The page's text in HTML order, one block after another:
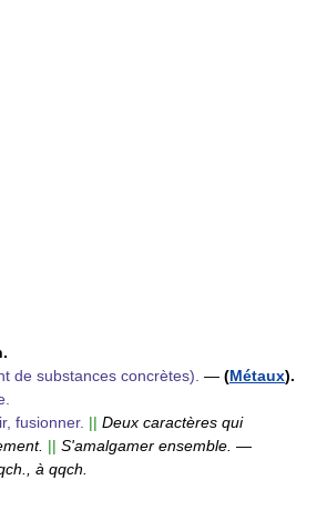
de substances concrètes). — (Métaux).
fusionner. || Deux caractères qui
|| S'amalgamer ensemble. —
à qqch.